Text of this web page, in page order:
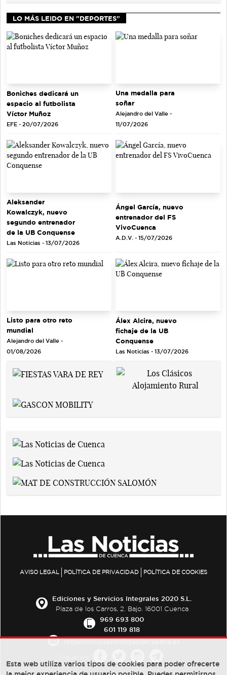
LO MÁS LEIDO EN "DEPORTES"
Boniches dedicará un
espacio al futbolista
Víctor Muñoz
EFE - 20/07/2026
Una medalla para
soñar
Alejandro del Valle -
11/07/2026
Aleksander
Kowalczyk, nuevo
segundo entrenador
de la UB Conquense
Las Noticias - 13/07/2026
Ángel García, nuevo
entrenador del FS
VivoCuenca
A.D.V. - 15/07/2026
Listo para otro reto
mundial
Alejandro del Valle -
01/08/2026
Álex Alcira, nuevo
fichaje de la UB
Conquense
Las Noticias - 13/07/2026
AVISO LEGAL POLÍTICA DE PRIVACIDAD POLÍTICA DE COOKIES
Ediciones y Servicios Integrales 2020 S.L.
Plaza de los Carros, 2. Bajo. 16001 Cuenca
969 693 800
601 119 818
Esta web utiliza varios tipos de cookies para poder ofrecerte